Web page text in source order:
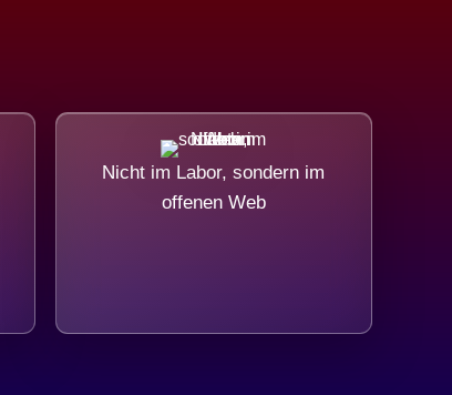
Nicht im Labor, sondern im
offenen Web